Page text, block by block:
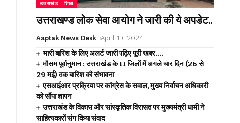
उत्तराखंड शिक्षा
उत्तराखण्ड लोक सेवा आयोग ने जारी की ये अपडेट..
Aaptak News Desk April 10, 2024
भारी बारिश के लिए अलर्ट जारी पढ़िए पूरी खबर….
मौसम पूर्वानुमान : उत्तराखंड के 11 जिलों में अगले चार दिन (26 से
29 मई) तक बारिश की संभावना
एसआईआर प्रक्रिया पर कांग्रेस के सवाल, मुख्य निर्वाचन अधिकारी
को सौंपा ज्ञापन
उत्तराखंड के विकास और सांस्कृतिक विरासत पर मुख्यमंत्री धामी ने
साहित्यकारों संग किया संवाद